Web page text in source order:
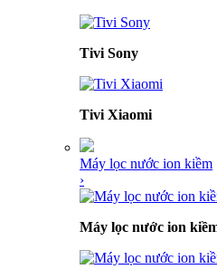
Tivi Sony
Tivi Xiaomi
Máy lọc nước ion kiềm
›
Máy lọc nước ion